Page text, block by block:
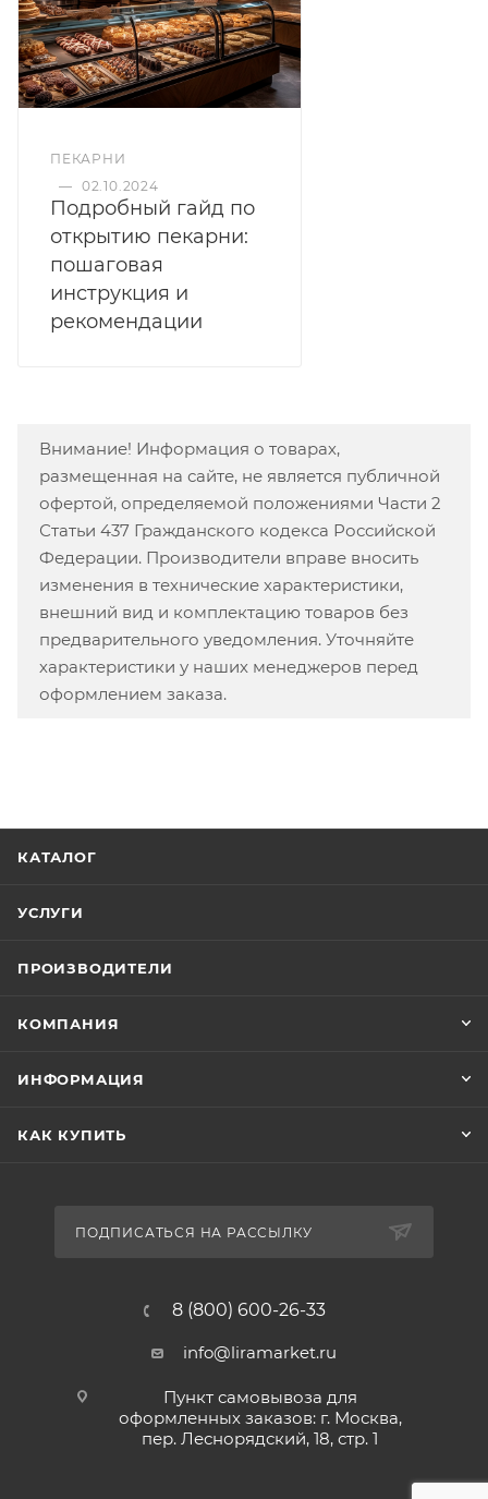
ПЕКАРНИ
— 02.10.2024
Подробный гайд по
открытию пекарни:
пошаговая
инструкция и
рекомендации
Внимание! Информация о товарах,
размещенная на сайте, не является публичной
офертой, определяемой положениями Части 2
Статьи 437 Гражданского кодекса Российской
Федерации. Производители вправе вносить
изменения в технические характеристики,
внешний вид и комплектацию товаров без
предварительного уведомления. Уточняйте
характеристики у наших менеджеров перед
оформлением заказа.
КАТАЛОГ
УСЛУГИ
ПРОИЗВОДИТЕЛИ
КОМПАНИЯ
ИНФОРМАЦИЯ
КАК КУПИТЬ
ПОДПИСАТЬСЯ НА РАССЫЛКУ
8 (800) 600-26-33
info@liramarket.ru
Пункт самовывоза для
оформленных заказов: г. Москва,
пер. Леснорядский, 18, стр. 1